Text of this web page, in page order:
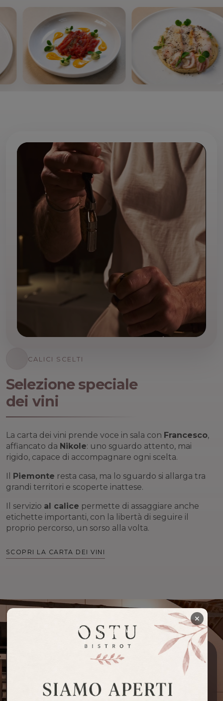
CALICI SCELTI
Selezione speciale
dei vini
La carta dei vini prende voce in sala con Francesco,
affiancato da Nikole: uno sguardo attento, mai
rigido, capace di accompagnare ogni scelta.
Piemonte resta casa, ma lo sguardo si allarga tra
grandi territori e scoperte inattese.
Il servizio al calice permette di assaggiare anche
etichette importanti, con la libertà di seguire il
proprio percorso, un sorso alla volta.
SCOPRI LA CARTA DEI VINI
DETTAGLI CURATI
Location
✕